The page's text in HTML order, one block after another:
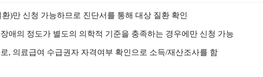
)만 신청 가능하므로 진단서를 통해 대상 질환 확인
애의 정도가 별도의 의학적 기준을 충족하는 경우에만 신청 가능
, 의료급여 수급권자 자격여부 확인으로 소득/재산조사를 함